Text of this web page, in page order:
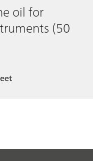
oil for
(50